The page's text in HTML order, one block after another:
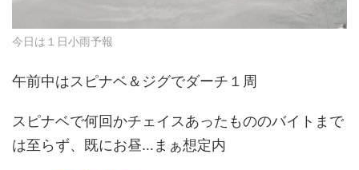
今日は１日小雨予報
午前中はスピナベ＆ジグでダーチ１周
スピナベで何回かチェイスあったもののバイトまで
は至らず、既にお昼…まぁ想定内